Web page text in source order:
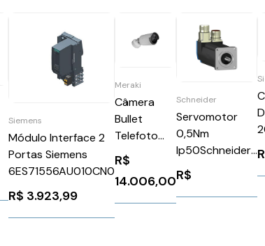
Siemens
Módulo Interface 2
Portas Siemens
6ES71556AU010CN0
R$ 3.923,99
Meraki
Câmera
Bullet
Telefoto
MV52
MV52-HW
R$
14.006,00
Schneider
Servomotor
0,5Nm
Ip50Schneider
BSH0551P01A1A
R$